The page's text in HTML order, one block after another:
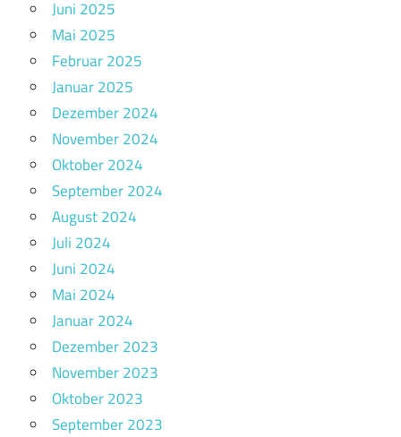
Juni 2025
Mai 2025
Februar 2025
Januar 2025
Dezember 2024
November 2024
Oktober 2024
September 2024
August 2024
Juli 2024
Juni 2024
Mai 2024
Januar 2024
Dezember 2023
November 2023
Oktober 2023
September 2023